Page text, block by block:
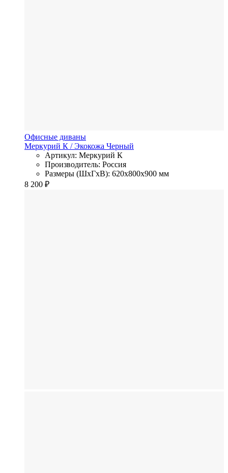
Офисные диваны
Меркурий К / Экокожа Черный
Артикул: Меркурий К
Производитель: Россия
Размеры (ШхГхВ): 620x800x900 мм
8 200 ₽